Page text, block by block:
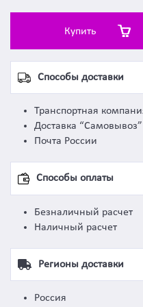
Купить
Способы доставки
Транспортная
Доставка “Самовывоз”
Почта России
Способы оплаты
Безналичный расчет
Наличный расчет
Регионы доставки
Россия